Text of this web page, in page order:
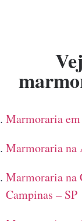
Marmoraria em
Marmoraria na
Marmoraria na
Campinas – SP